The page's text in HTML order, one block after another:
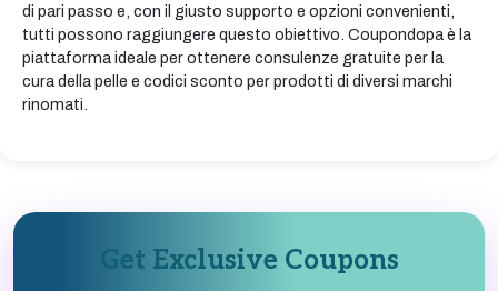
di pari passo e, con il giusto supporto e opzioni convenienti,
tutti possono raggiungere questo obiettivo. Coupondopa è la
piattaforma ideale per ottenere consulenze gratuite per la
cura della pelle e codici sconto per prodotti di diversi marchi
rinomati.
Get Exclusive Coupons